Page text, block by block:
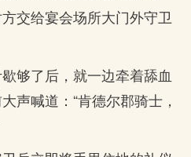
交给宴会场所大门外守卫
够了后，就一边牵着舔血
声喊道：“肯德尔郡骑士，